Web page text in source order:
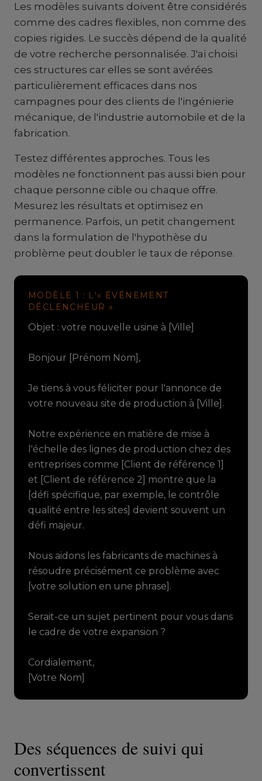
Les modèles suivants doivent être considérés
comme des cadres flexibles, non comme des
copies rigides. Le succès dépend de la qualité
de votre recherche personnalisée. J'ai choisi
ces structures car elles se sont avérées
particulièrement efficaces dans nos
campagnes pour des clients de l'ingénierie
mécanique, de l'industrie automobile et de la
fabrication.
Testez différentes approches. Tous les
modèles ne fonctionnent pas aussi bien pour
chaque personne cible ou chaque offre.
Mesurez les résultats et optimisez en
permanence. Parfois, un petit changement
dans la formulation de l'hypothèse du
problème peut doubler le taux de réponse.
MODÈLE 1 : L'« ÉVÉNEMENT
DÉCLENCHEUR »
Objet : votre nouvelle usine à [Ville]
Bonjour [Prénom Nom],
Je tiens à vous féliciter pour l'annonce de
votre nouveau site de production à [Ville].
Notre expérience en matière de mise à
l'échelle des lignes de production chez des
entreprises comme [Client de référence 1]
et [Client de référence 2] montre que la
[défi spécifique, par exemple, le contrôle
qualité entre les sites] devient souvent un
défi majeur.
Nous aidons les fabricants de machines à
résoudre précisément ce problème avec
[votre solution en une phrase].
Serait-ce un sujet pertinent pour vous dans
le cadre de votre expansion ?
Cordialement,
[Votre Nom]
Des séquences de suivi qui
convertissent